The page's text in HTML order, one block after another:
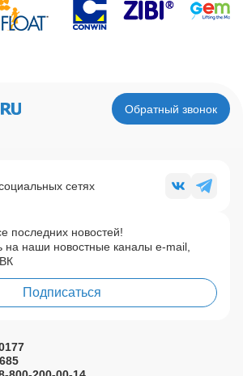
Обратный звонок
последних новостей!
на наши новостные каналы e-mail,
Подписаться
сетях